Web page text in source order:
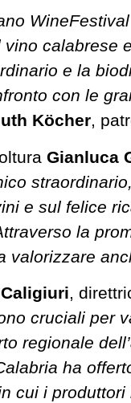
calabrese
e la
con le
Köcher,
Gianluca
e sul felice
la
valorizzare
,
cruciali per
regionale
ha
cui i